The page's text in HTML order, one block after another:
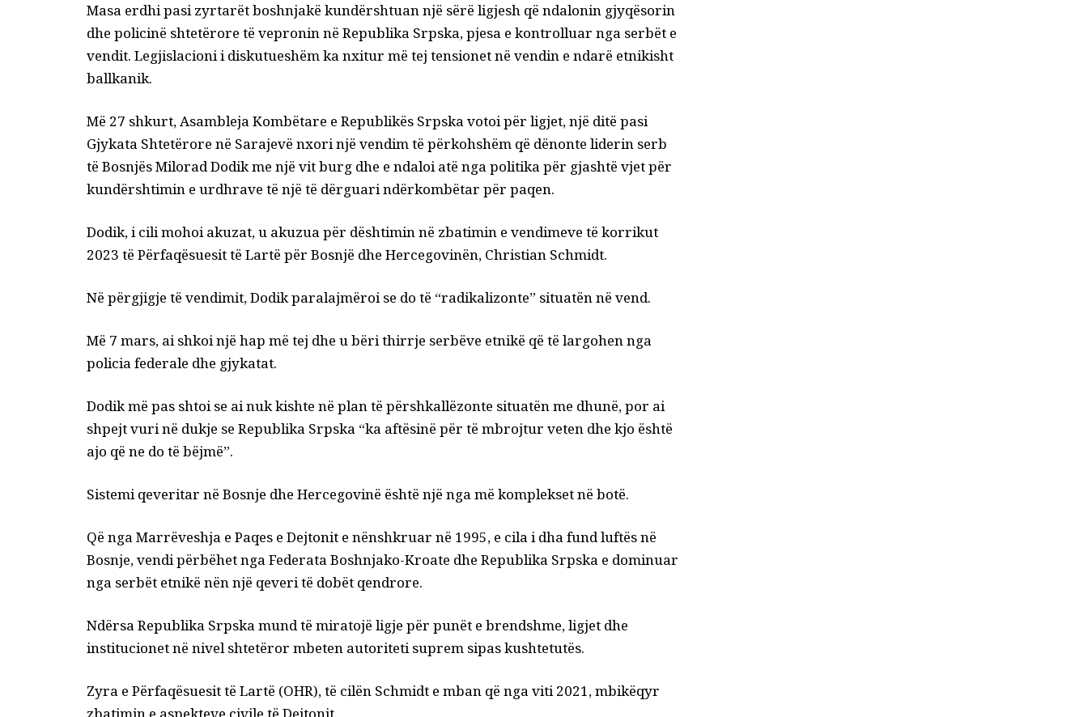
Masa erdhi pasi zyrtarët boshnjakë kundërshtuan një sërë ligjesh që ndalonin gjyqësorin
dhe policinë shtetërore të vepronin në Republika Srpska, pjesa e kontrolluar nga serbët e
vendit. Legjislacioni i diskutueshëm ka nxitur më tej tensionet në vendin e ndarë etnikisht
ballkanik.
Më 27 shkurt, Asambleja Kombëtare e Republikës Srpska votoi për ligjet, një ditë pasi
Gjykata Shtetërore në Sarajevë nxori një vendim të përkohshëm që dënonte liderin serb
të Bosnjës Milorad Dodik me një vit burg dhe e ndaloi atë nga politika për gjashtë vjet për
kundërshtimin e urdhrave të një të dërguari ndërkombëtar për paqen.
Dodik, i cili mohoi akuzat, u akuzua për dështimin në zbatimin e vendimeve të korrikut
2023 të Përfaqësuesit të Lartë për Bosnjë dhe Hercegovinën, Christian Schmidt.
Në përgjigje të vendimit, Dodik paralajmëroi se do të “radikalizonte” situatën në vend.
Më 7 mars, ai shkoi një hap më tej dhe u bëri thirrje serbëve etnikë që të largohen nga
policia federale dhe gjykatat.
Dodik më pas shtoi se ai nuk kishte në plan të përshkallëzonte situatën me dhunë, por ai
shpejt vuri në dukje se Republika Srpska “ka aftësinë për të mbrojtur veten dhe kjo është
ajo që ne do të bëjmë”.
Sistemi qeveritar në Bosnje dhe Hercegovinë është një nga më komplekset në botë.
Që nga Marrëveshja e Paqes e Dejtonit e nënshkruar në 1995, e cila i dha fund luftës në
Bosnje, vendi përbëhet nga Federata Boshnjako-Kroate dhe Republika Srpska e dominuar
nga serbët etnikë nën një qeveri të dobët qendrore.
Ndërsa Republika Srpska mund të miratojë ligje për punët e brendshme, ligjet dhe
institucionet në nivel shtetëror mbeten autoriteti suprem sipas kushtetutës.
Zyra e Përfaqësuesit të Lartë (OHR), të cilën Schmidt e mban që nga viti 2021, mbikëqyr